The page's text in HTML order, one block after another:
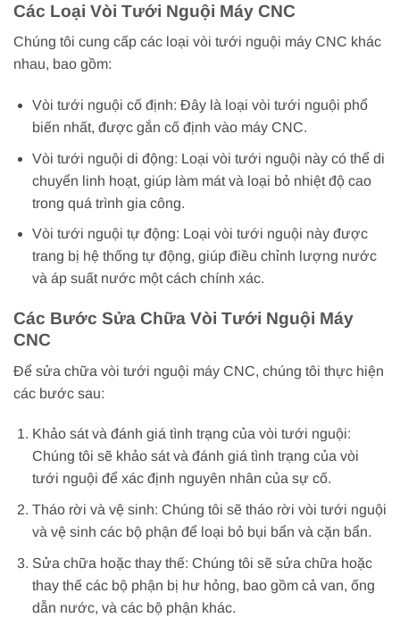
Các Loại Vòi Tưới Nguội Máy CNC
Chúng tôi cung cấp các loại vòi tưới nguội máy CNC khác
nhau, bao gồm:
Vòi tưới nguội cố định: Đây là loại vòi tưới nguội phổ
biến nhất, được gắn cố định vào máy CNC.
Vòi tưới nguội di động: Loại vòi tưới nguội này có thể di
chuyển linh hoạt, giúp làm mát và loại bỏ nhiệt độ cao
trong quá trình gia công.
Vòi tưới nguội tự động: Loại vòi tưới nguội này được
trang bị hệ thống tự động, giúp điều chỉnh lượng nước
và áp suất nước một cách chính xác.
Các Bước Sửa Chữa Vòi Tưới Nguội Máy
CNC
Để sửa chữa vòi tưới nguội máy CNC, chúng tôi thực hiện
các bước sau:
Khảo sát và đánh giá tình trạng của vòi tưới nguội:
Chúng tôi sẽ khảo sát và đánh giá tình trạng của vòi
tưới nguội để xác định nguyên nhân của sự cố.
Tháo rời và vệ sinh: Chúng tôi sẽ tháo rời vòi tưới nguội
và vệ sinh các bộ phận để loại bỏ bụi bẩn và cặn bẩn.
Sửa chữa hoặc thay thế: Chúng tôi sẽ sửa chữa hoặc
thay thế các bộ phận bị hư hỏng, bao gồm cả van, ống
dẫn nước, và các bộ phận khác.